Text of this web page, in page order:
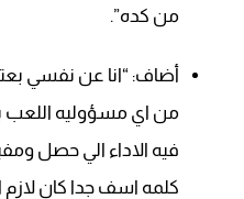
من كده”.
أضاف: “انا عن نفسي
من اي مسؤوليه
فيه الاداء الي حصل
كلمه اسف جدا كان